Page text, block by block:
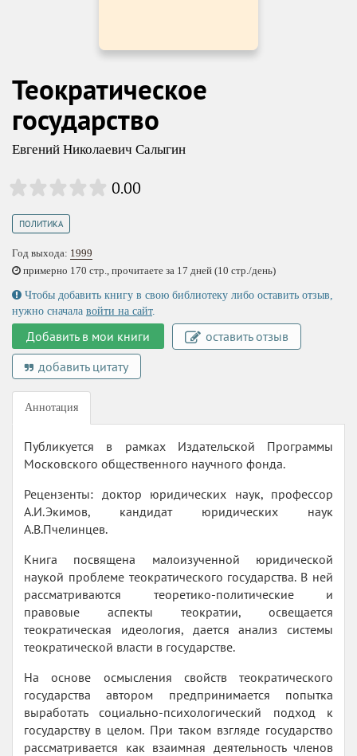
Теократическое
государство
Евгений Николаевич Салыгин
0.00
ПОЛИТИКА
Год выхода: 1999
примерно 170 стр., прочитаете за 17 дней (10 стр./день)
Чтобы добавить книгу в свою библиотеку либо оставить отзыв,
нужно сначала войти на сайт.
Добавить в мои книги
оставить отзыв
добавить цитату
Аннотация
Публикуется в рамках Издательской Программы
Московского общественного научного фонда.
Рецензенты: доктор юридических наук, профессор
А.И.Экимов, кандидат юридических наук
А.В.Пчелинцев.
Книга посвящена малоизученной юридической
наукой проблеме теократического государства. В ней
рассматриваются теоретико-политические и
правовые аспекты теократии, освещается
теократическая идеология, дается анализ системы
теократической власти в государстве.
На основе осмысления свойств теократического
государства автором предпринимается попытка
выработать социально-психологический подход к
государству в целом. При таком взгляде государство
рассматривается как взаимная деятельность членов